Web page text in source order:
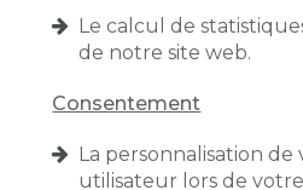
Le calcul de
de notre site web.
Consentement
La personnalisation
utilisateur lors de